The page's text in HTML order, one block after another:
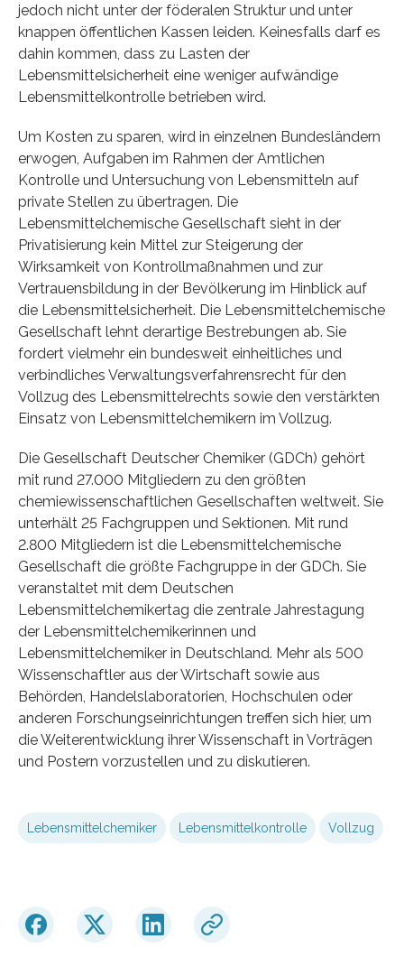
jedoch nicht unter der föderalen Struktur und unter
knappen öffentlichen Kassen leiden. Keinesfalls darf es
dahin kommen, dass zu Lasten der
Lebensmittelsicherheit eine weniger aufwändige
Lebensmittelkontrolle betrieben wird.
Um Kosten zu sparen, wird in einzelnen Bundesländern
erwogen, Aufgaben im Rahmen der Amtlichen
Kontrolle und Untersuchung von Lebensmitteln auf
private Stellen zu übertragen. Die
Lebensmittelchemische Gesellschaft sieht in der
Privatisierung kein Mittel zur Steigerung der
Wirksamkeit von Kontrollmaßnahmen und zur
Vertrauensbildung in der Bevölkerung im Hinblick auf
die Lebensmittelsicherheit. Die Lebensmittelchemische
Gesellschaft lehnt derartige Bestrebungen ab. Sie
fordert vielmehr ein bundesweit einheitliches und
verbindliches Verwaltungsverfahrensrecht für den
Vollzug des Lebensmittelrechts sowie den verstärkten
Einsatz von Lebensmittelchemikern im Vollzug.
Die Gesellschaft Deutscher Chemiker (GDCh) gehört
mit rund 27.000 Mitgliedern zu den größten
chemiewissenschaftlichen Gesellschaften weltweit. Sie
unterhält 25 Fachgruppen und Sektionen. Mit rund
2.800 Mitgliedern ist die Lebensmittelchemische
Gesellschaft die größte Fachgruppe in der GDCh. Sie
veranstaltet mit dem Deutschen
Lebensmittelchemikertag die zentrale Jahrestagung
der Lebensmittelchemikerinnen und
Lebensmittelchemiker in Deutschland. Mehr als 500
Wissenschaftler aus der Wirtschaft sowie aus
Behörden, Handelslaboratorien, Hochschulen oder
anderen Forschungseinrichtungen treffen sich hier, um
die Weiterentwicklung ihrer Wissenschaft in Vorträgen
und Postern vorzustellen und zu diskutieren.
Lebensmittelchemiker Lebensmittelkontrolle Vollzug